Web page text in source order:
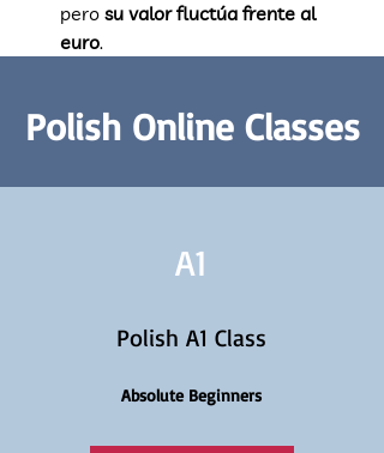
pero su valor fluctúa frente al
euro.
Polish Online Classes
A1
Polish A1 Class
Absolute Beginners